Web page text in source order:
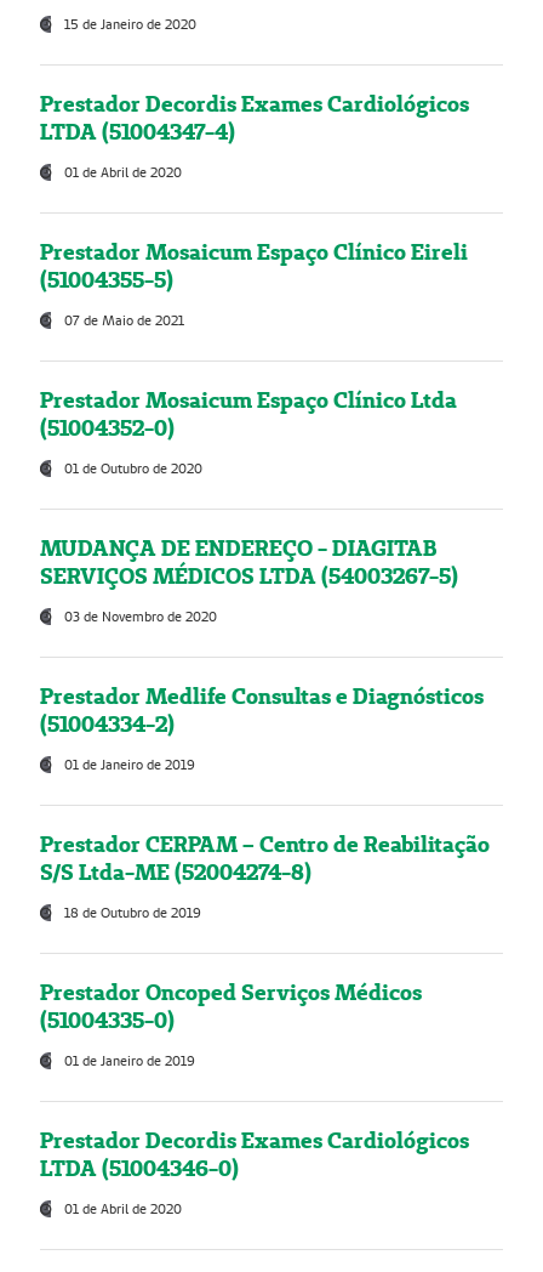
15 de Janeiro de 2020
Prestador Decordis Exames Cardiológicos
LTDA (51004347-4)
01 de Abril de 2020
Prestador Mosaicum Espaço Clínico Eireli
(51004355-5)
07 de Maio de 2021
Prestador Mosaicum Espaço Clínico Ltda
(51004352-0)
01 de Outubro de 2020
MUDANÇA DE ENDEREÇO - DIAGITAB
SERVIÇOS MÉDICOS LTDA (54003267-5)
03 de Novembro de 2020
Prestador Medlife Consultas e Diagnósticos
(51004334-2)
01 de Janeiro de 2019
Prestador CERPAM – Centro de Reabilitação
S/S Ltda-ME (52004274-8)
18 de Outubro de 2019
Prestador Oncoped Serviços Médicos
(51004335-0)
01 de Janeiro de 2019
Prestador Decordis Exames Cardiológicos
LTDA (51004346-0)
01 de Abril de 2020